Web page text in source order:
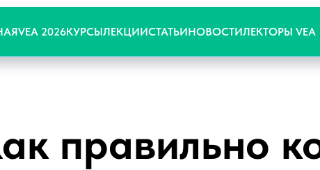
VEA 2026КУРСЫЛЕКЦИИСТАТЬИНОВОСТИЛЕКТОРЫ VEA
правильно